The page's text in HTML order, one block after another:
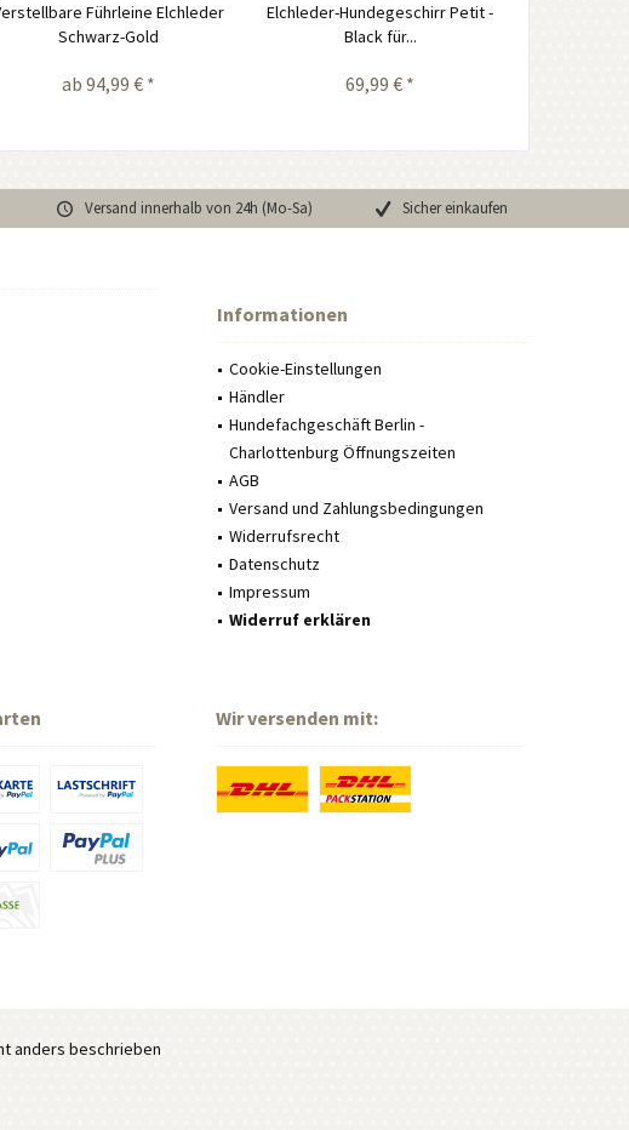
Führleine Elchleder
Schwarz-Gold
ab 94,99 € *
Elchleder-Hundegeschirr Petit -
Black für...
69,99 € *
Versand innerhalb von 24h (Mo-Sa) Sicher einkaufen
Informationen
Cookie-Einstellungen
Händler
Hundefachgeschäft Berlin -
Charlottenburg Öffnungszeiten
AGB
Versand und Zahlungsbedingungen
Widerrufsrecht
Datenschutz
Impressum
Widerruf erklären
Wir versenden mit:
anders beschrieben